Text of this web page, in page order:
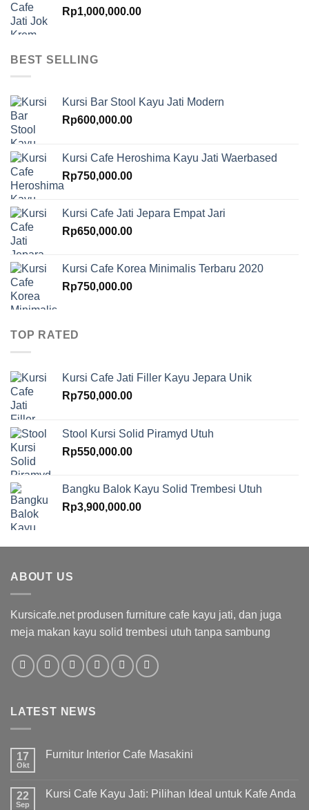
Rp1,000,000.00
BEST SELLING
Kursi Bar Stool Kayu Jati Modern
Rp600,000.00
Kursi Cafe Heroshima Kayu Jati Waerbased
Rp750,000.00
Kursi Cafe Jati Jepara Empat Jari
Rp650,000.00
Kursi Cafe Korea Minimalis Terbaru 2020
Rp750,000.00
TOP RATED
Kursi Cafe Jati Filler Kayu Jepara Unik
Rp750,000.00
Stool Kursi Solid Piramyd Utuh
Rp550,000.00
Bangku Balok Kayu Solid Trembesi Utuh
Rp3,900,000.00
ABOUT US
Kursicafe.net produsen furniture cafe kayu jati, dan juga
meja makan kayu solid trembesi utuh tanpa sambung
LATEST NEWS
17
Okt
Furnitur Interior Cafe Masakini
22
Sep
Kursi Cafe Kayu Jati: Pilihan Ideal untuk Kafe Anda